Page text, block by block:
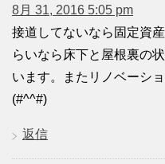
8月 31, 2016 5:05 pm
接道してないなら固定資
らいなら床下と屋根裏の
います。またリノベーシ
(#^^#)
返信